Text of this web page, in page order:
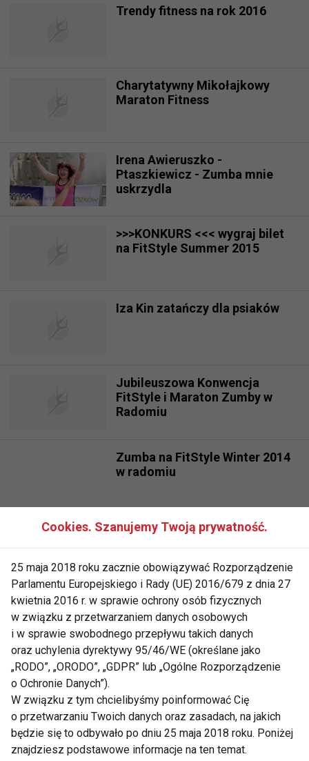
Trendy fitness na rok 2016
Charytatywny Mikołajkowy
Maraton Fitness
Irena Awieruszko -
Ptaszkiewicz - Zumba mnie
uskrzydla
>>>KONKURS <<< wygraj bilet
na FitStyle Summer 2015
Iza Kin zatańczy dla psiaków
Jubileuszowa Konwencja
FitStyle i Maraton Zumby w
Radomiu
Zumba na FitStyle Winter 2014
w radomiu
Shakira schudła dzięki zumbie!
Pędzi kulig - Zumba na FitStyle
Winter 2013
Zumba Poland harlem Shake
Cookies. Szanujemy Twoją prywatność.
25 maja 2018 roku zacznie obowiązywać Rozporządzenie
Parlamentu Europejskiego i Rady (UE) 2016/679 z dnia 27
kwietnia 2016 r. w sprawie ochrony osób fizycznych
w związku z przetwarzaniem danych osobowych
i w sprawie swobodnego przepływu takich danych
oraz uchylenia dyrektywy 95/46/WE (określane jako
„RODO”, „ORODO”, „GDPR” lub „Ogólne Rozporządzenie
o Ochronie Danych”).
W związku z tym chcielibyśmy poinformować Cię
o przetwarzaniu Twoich danych oraz zasadach, na jakich
będzie się to odbywało po dniu 25 maja 2018 roku. Poniżej
znajdziesz podstawowe informacje na ten temat.